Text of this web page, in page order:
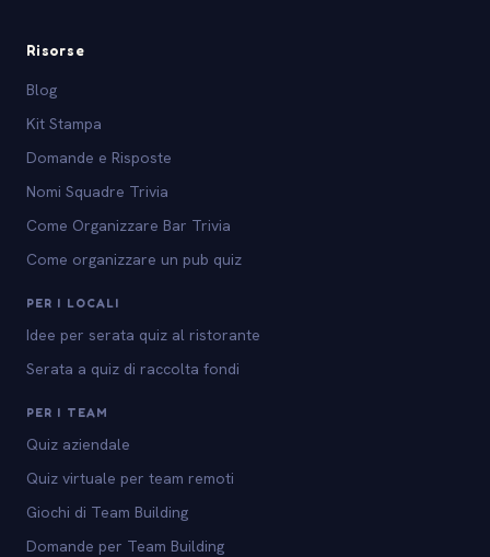
Risorse
Blog
Kit Stampa
Domande e Risposte
Nomi Squadre Trivia
Come Organizzare Bar Trivia
Come organizzare un pub quiz
PER I LOCALI
Idee per serata quiz al ristorante
Serata a quiz di raccolta fondi
PER I TEAM
Quiz aziendale
Quiz virtuale per team remoti
Giochi di Team Building
Domande per Team Building